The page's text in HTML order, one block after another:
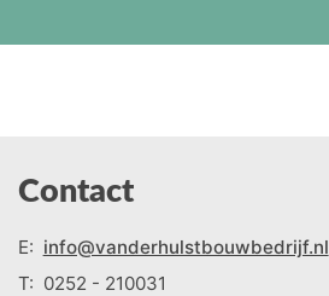
Contact
E: info@vanderhulstbouwbedrijf.nl
T: 0252 - 210031